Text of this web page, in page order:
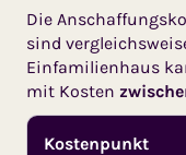
Die
sind
Einfamilienhaus
mit Kosten
Kostenpunkt